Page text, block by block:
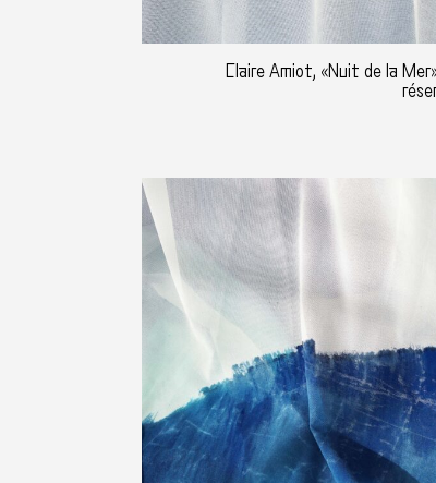
Claire Amiot, «Nuit de la